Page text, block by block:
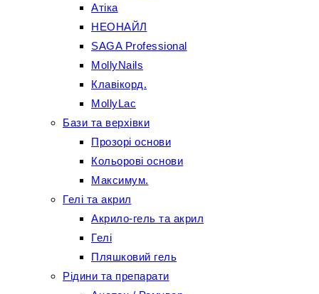
Атіка
НЕОНАЙЛ
SAGA Professional
MollyNails
Клавікорд.
MollyLac
Бази та верхівки
Прозорі основи
Кольорові основи
Максимум.
Гелі та акрил
Акрило-гель та акрил
Гелі
Пляшковий гель
Рідини та препарати